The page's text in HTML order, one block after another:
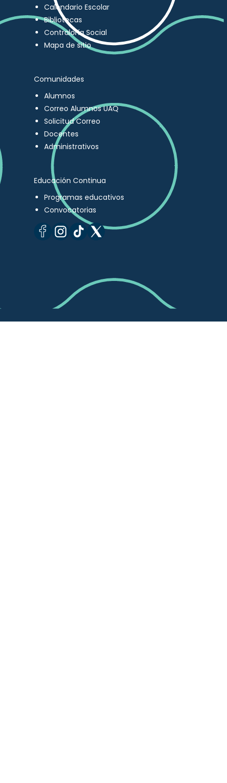
Calendario Escolar
Bibliotecas
Contraloría Social
Mapa de sitio
Comunidades
Alumnos
Correo Alumnos UAQ
Solicitud Correo
Docentes
Administrativos
Educación Continua
Programas educativos
Convocatorias